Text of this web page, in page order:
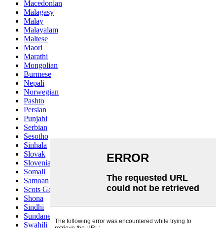
Macedonian
Malagasy
Malay
Malayalam
Maltese
Maori
Marathi
Mongolian
Burmese
Nepali
Norwegian
Pashto
Persian
Punjabi
Serbian
Sesotho
Sinhala
Slovak
Slovenian
Somali
Samoan
Scots Gaelic
Shona
Sindhi
Sundanese
Swahili